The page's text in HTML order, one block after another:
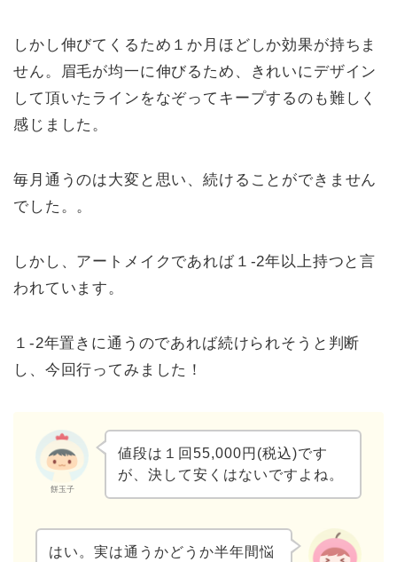
しかし伸びてくるため１か月ほどしか効果が持ちま
せん。眉毛が均一に伸びるため、きれいにデザイン
して頂いたラインをなぞってキープするのも難しく
感じました。
毎月通うのは大変と思い、続けることができません
でした。。
しかし、アートメイクであれば１-2年以上持つと言
われています。
１-2年置きに通うのであれば続けられそうと判断
し、今回行ってみました！
餅玉子
値段は１回55,000円(税込)です
が、決して安くはないですよね。
はい。実は通うかどうか半年間悩